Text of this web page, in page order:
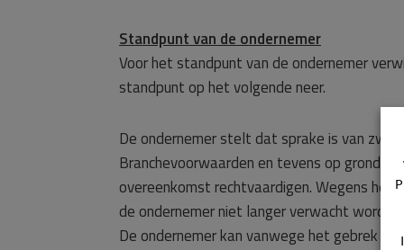
Standpunt van de ondernemer
Voor het standpunt van de ondernemer
standpunt op het volgende neer.
De ondernemer stelt dat sprake is van
Branchevoorwaarden en tevens op grond
overeenkomst rechtvaardigen. Wegens het
de ondernemer niet langer verwacht
De ondernemer kan vanwege het gebrek